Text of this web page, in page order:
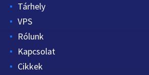
Tárhely
VPS
Rólunk
Kapcsolat
Cikkek